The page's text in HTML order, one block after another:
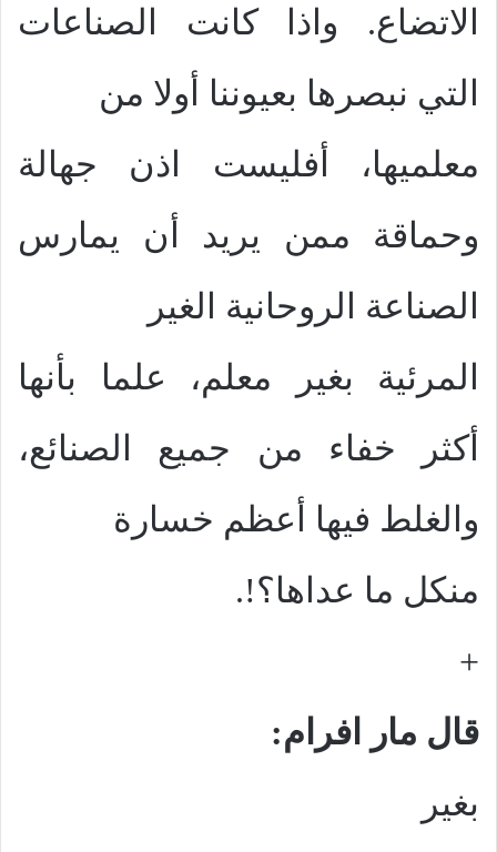
الاتضاع. واذا كانت الصناعات
التي نبصرها بعيوننا أولا من
معلميها، أفليست اذن جهالة
وحماقة ممن يريد أن يمارس
الصناعة الروحانية الغير
المرئية بغير معلم، علما بأنها
أكثر خفاء من جميع الصنائع،
والغلط فيها أعظم خسارة
منكل ما عداها؟!.
+
قال مار افرام:
بغير